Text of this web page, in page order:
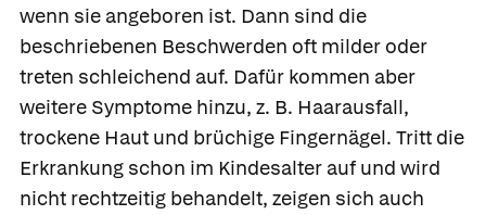
wenn sie angeboren ist. Dann sind die
beschriebenen Beschwerden oft milder oder
treten schleichend auf. Dafür kommen aber
weitere Symptome hinzu, z. B. Haarausfall,
trockene Haut und brüchige Fingernägel. Tritt die
Erkrankung schon im Kindesalter auf und wird
nicht rechtzeitig behandelt, zeigen sich auch